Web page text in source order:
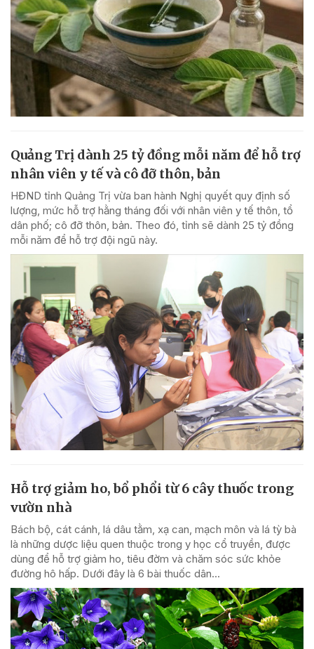
Quảng Trị dành 25 tỷ đồng mỗi năm để hỗ trợ
nhân viên y tế và cô đỡ thôn, bản
HĐND tỉnh Quảng Trị vừa ban hành Nghị quyết quy định số
lượng, mức hỗ trợ hằng tháng đối với nhân viên y tế thôn, tổ
dân phố; cô đỡ thôn, bản. Theo đó, tỉnh sẽ dành 25 tỷ đồng
mỗi năm để hỗ trợ đội ngũ này.
Hỗ trợ giảm ho, bổ phổi từ 6 cây thuốc trong
vườn nhà
Bách bộ, cát cánh, lá dâu tằm, xạ can, mạch môn và lá tỳ bà
là những dược liệu quen thuộc trong y học cổ truyền, được
dùng để hỗ trợ giảm ho, tiêu đờm và chăm sóc sức khỏe
đường hô hấp. Dưới đây là 6 bài thuốc dân...